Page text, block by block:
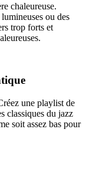
chaleureuse.
ou des
trop forts et
une playlist de
classiques du jazz
soit assez bas pour